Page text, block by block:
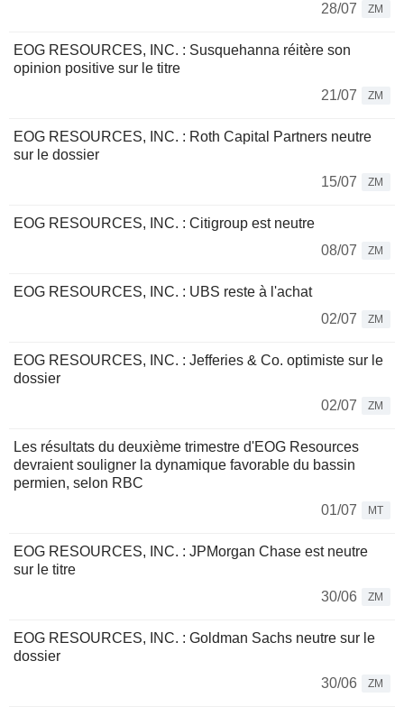
28/07
ZM
EOG RESOURCES, INC. : Susquehanna réitère son
opinion positive sur le titre
21/07
ZM
EOG RESOURCES, INC. : Roth Capital Partners neutre
sur le dossier
15/07
ZM
EOG RESOURCES, INC. : Citigroup est neutre
08/07
ZM
EOG RESOURCES, INC. : UBS reste à l'achat
02/07
ZM
EOG RESOURCES, INC. : Jefferies & Co. optimiste sur le
dossier
02/07
ZM
Les résultats du deuxième trimestre d'EOG Resources
devraient souligner la dynamique favorable du bassin
permien, selon RBC
01/07
MT
EOG RESOURCES, INC. : JPMorgan Chase est neutre
sur le titre
30/06
ZM
EOG RESOURCES, INC. : Goldman Sachs neutre sur le
dossier
30/06
ZM